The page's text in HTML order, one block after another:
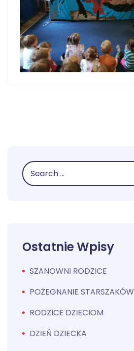
Ostatnie Wpisy
SZANOWNI RODZICE
POŻEGNANIE STARSZAKÓW
RODZICE DZIECIOM
DZIEŃ DZIECKA